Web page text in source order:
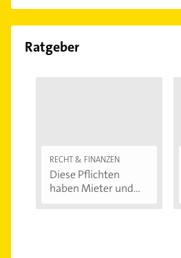
Ratgeber
RECHT & FINANZEN
Diese Pflichten
haben Mieter und...